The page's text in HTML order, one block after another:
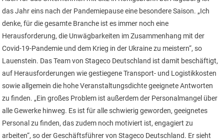
das Jahr eins nach der Pandemiepause eine besondere Saison. „Ich
denke, für die gesamte Branche ist es immer noch eine
Herausforderung, die Unwägbarkeiten im Zusammenhang mit der
Covid-19-Pandemie und dem Krieg in der Ukraine zu meistern“, so
Lauenstein. Das Team von Stageco Deutschland ist damit beschäftigt,
auf Herausforderungen wie gestiegene Transport- und Logistikkosten
sowie allgemein die hohe Veranstaltungsdichte geeignete Antworten
zu finden. „Ein großes Problem ist außerdem der Personalmangel über
alle Gewerke hinweg. Es ist für alle schwierig geworden, geeignetes
Personal zu finden, das zudem noch motiviert ist, engagiert zu
arbeiten“, so der Geschäftsführer von Stageco Deutschland. Er sieht